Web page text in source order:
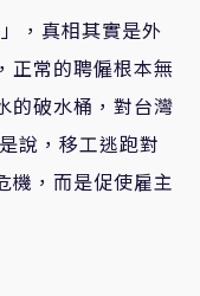
，真相其實是外
正常的聘僱根本無
的破水桶，對台灣
說，移工逃跑對
機，而是促使雇主